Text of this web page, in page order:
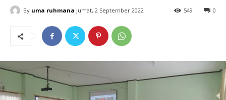
By uma ruhmana Jumat, 2 September 2022 0
549